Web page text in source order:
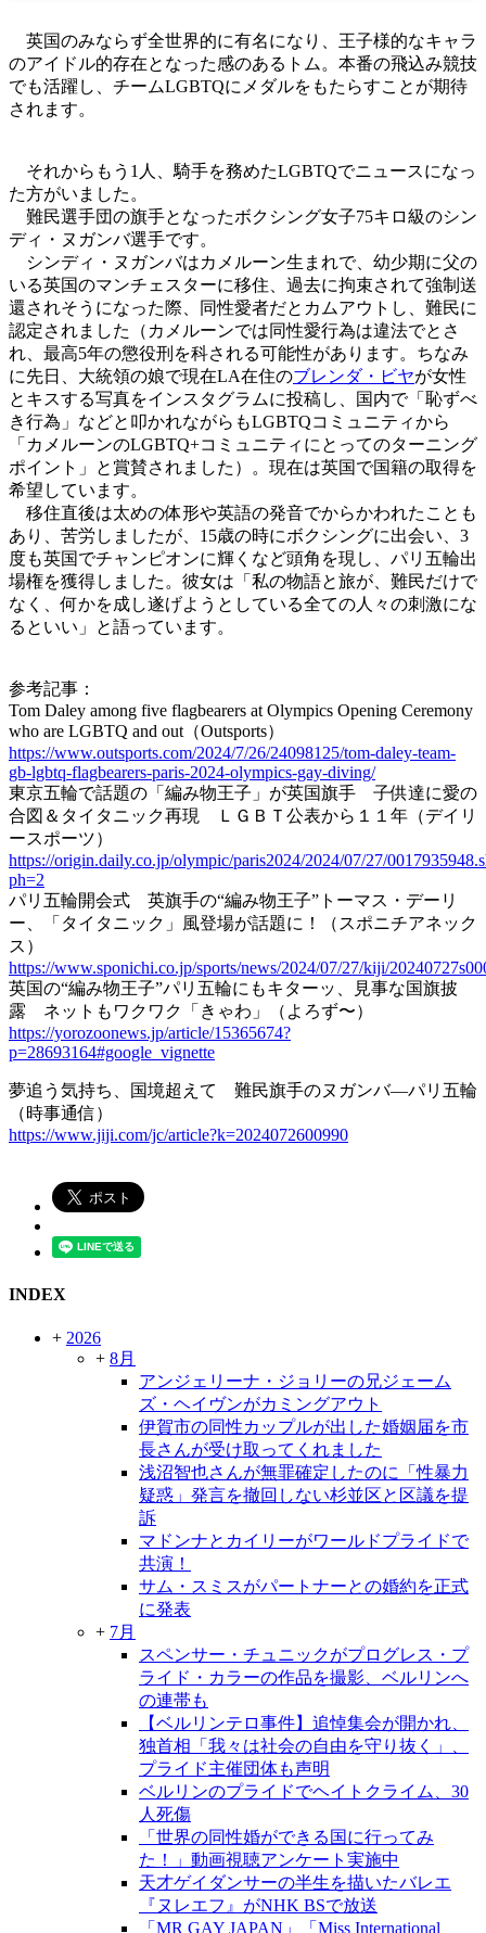
英国のみならず全世界的に有名になり、王子様的なキャラ
のアイドル的存在となった感のあるトム。本番の飛込み競技
でも活躍し、チームLGBTQにメダルをもたらすことが期待
されます。
それからもう1人、騎手を務めたLGBTQでニュースになっ
た方がいました。
難民選手団の旗手となったボクシング女子75キロ級のシン
ディ・ヌガンバ選手です。
シンディ・ヌガンバはカメルーン生まれで、幼少期に父の
いる英国のマンチェスターに移住、過去に拘束されて強制送
還されそうになった際、同性愛者だとカムアウトし、難民に
認定されました（カメルーンでは同性愛行為は違法でとさ
れ、最高5年の懲役刑を科される可能性があります。ちなみ
に先日、大統領の娘で現在LA在住のブレンダ・ビヤが女性
とキスする写真をインスタグラムに投稿し、国内で「恥ずべ
き行為」などと叩かれながらもLGBTQコミュニティから
「カメルーンのLGBTQ+コミュニティにとってのターニング
ポイント」と賞賛されました）。現在は英国で国籍の取得を
希望しています。
移住直後は太めの体形や英語の発音でからかわれたことも
あり、苦労しましたが、15歳の時にボクシングに出会い、3
度も英国でチャンピオンに輝くなど頭角を現し、パリ五輪出
場権を獲得しました。彼女は「私の物語と旅が、難民だけで
なく、何かを成し遂げようとしている全ての人々の刺激にな
るといい」と語っています。
参考記事：
Tom Daley among five flagbearers at Olympics Opening Ceremony
who are LGBTQ and out（Outsports）
https://www.outsports.com/2024/7/26/24098125/tom-daley-team-
gb-lgbtq-flagbearers-paris-2024-olympics-gay-diving/
東京五輪で話題の「編み物王子」が英国旗手 子供達に愛の
合図＆タイタニック再現 ＬＧＢＴ公表から１１年（デイリ
ースポーツ）
https://origin.daily.co.jp/olympic/paris2024/2024/07/27/
ph=2
パリ五輪開会式 英旗手の“編み物王子”トーマス・デーリ
ー、「タイタニック」風登場が話題に！（スポニチアネック
ス）
https://www.sponichi.co.jp/sports/news/2024/07/27/kiji/
英国の“編み物王子”パリ五輪にもキターッ、見事な国旗披
露 ネットもワクワク「きゃわ」（よろず〜）
https://yorozoonews.jp/article/15365674?
p=28693164#google_vignette
夢追う気持ち、国境超えて 難民旗手のヌガンバ―パリ五輪
（時事通信）
https://www.jiji.com/jc/article?k=2024072600990
INDEX
+ 2026
+ 8月
アンジェリーナ・ジョリーの兄ジェーム
ズ・ヘイヴンがカミングアウト
伊賀市の同性カップルが出した婚姻届を市
長さんが受け取ってくれました
浅沼智也さんが無罪確定したのに「性暴力
疑惑」発言を撤回しない杉並区と区議を提
訴
マドンナとカイリーがワールドプライドで
共演！
サム・スミスがパートナーとの婚約を正式
に発表
+ 7月
スペンサー・チュニックがプログレス・プ
ライド・カラーの作品を撮影、ベルリンへ
の連帯も
【ベルリンテロ事件】追悼集会が開かれ、
独首相「我々は社会の自由を守り抜く」、
プライド主催団体も声明
ベルリンのプライドでヘイトクライム、30
人死傷
「世界の同性婚ができる国に行ってみ
た！」動画視聴アンケート実施中
天才ゲイダンサーの半生を描いたバレエ
『ヌレエフ』がNHK BSで放送
「MR GAY JAPAN」「Miss International